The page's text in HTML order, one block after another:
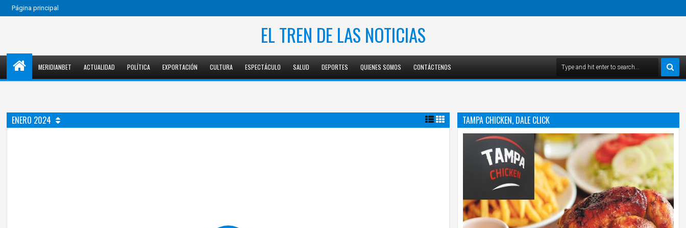
Página principal
EL TREN DE LAS NOTICIAS
MERIDIANBET ACTUALIDAD POLÍTICA EXPORTACIÓN CULTURA ESPECTÁCULO SALUD DEPORTES QUIENES SOMOS CONTÁCTENOS
ENERO 2024 TAMPA CHICKEN, DALE CLICK